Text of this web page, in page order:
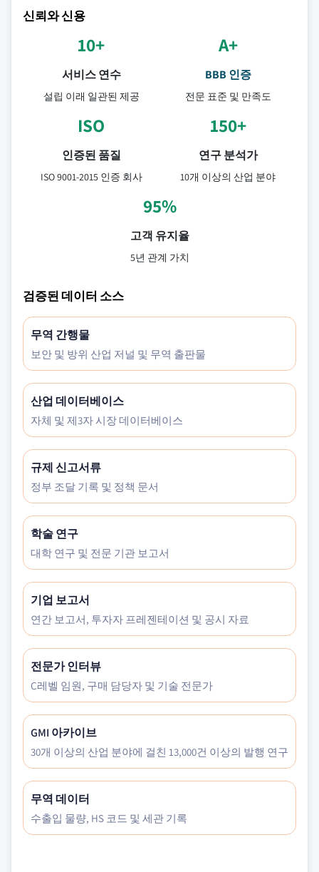
신뢰와 신용
10+
서비스 연수
설립 이래 일관된 제공
A+
BBB 인증
전문 표준 및 만족도
ISO
인증된 품질
ISO 9001-2015 인증 회사
150+
연구 분석가
10개 이상의 산업 분야
95%
고객 유지율
5년 관계 가치
검증된 데이터 소스
무역 간행물
보안 및 방위 산업 저널 및 무역 출판물
산업 데이터베이스
자체 및 제3자 시장 데이터베이스
규제 신고서류
정부 조달 기록 및 정책 문서
학술 연구
대학 연구 및 전문 기관 보고서
기업 보고서
연간 보고서, 투자자 프레젠테이션 및 공시 자료
전문가 인터뷰
C레벨 임원, 구매 담당자 및 기술 전문가
GMI 아카이브
30개 이상의 산업 분야에 걸친 13,000건 이상의 발행 연구
무역 데이터
수출입 물량, HS 코드 및 세관 기록